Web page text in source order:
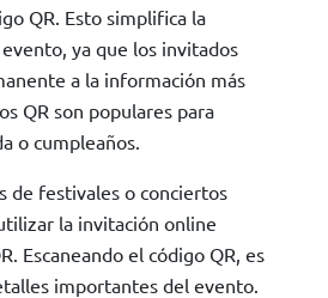
QR. Esto simplifica la
ya que los invitados
a la información más
QR son populares para
o cumpleaños.
de festivales o conciertos
la invitación online
Escaneando el código QR, es
importantes del evento.